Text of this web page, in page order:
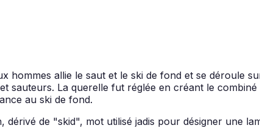
hommes allie le saut et le ski de fond et se déroule
sauteurs. La querelle fut réglée en créant le
au ski de fond.
dérivé de "skid", mot utilisé jadis pour désigner une